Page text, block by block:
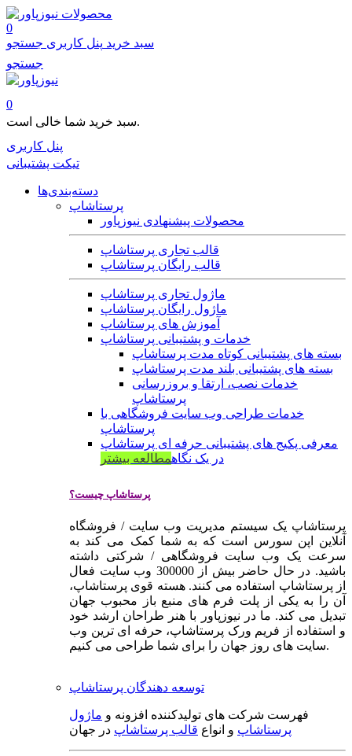
محصولات
0
سبد خرید پنل کاربری جستجو
جستجو
0
سبد خرید شما خالی است.
پنل کاربری
تیکت پشتیبانی
دسته‌بندی‌ها
پرستاشاپ
محصولات پیشنهادی نیوزپاور
قالب تجاری پرستاشاپ
قالب رایگان پرستاشاپ
ماژول تجاری پرستاشاپ
ماژول رایگان پرستاشاپ
آموزش های پرستاشاپ
خدمات و پشتیبانی پرستاشاپ
بسته های پشتیبانی کوتاه مدت پرستاشاپ
بسته های پشتیبانی بلند مدت پرستاشاپ
خدمات نصب، ارتقا و بروزرسانی
پرستاشاپ
خدمات طراحی وب سایت فروشگاهی با
پرستاشاپ
معرفی پکیج های پشتیبانی حرفه ای پرستاشاپ
در یک نگاهمطالعه بیشتر
پرستاشاپ چیست؟
پرستاشاپ یک سیستم مدیریت وب سایت / فروشگاه
آنلاین اپن سورس است که به شما کمک می کند به
سرعت یک وب سایت فروشگاهی / شرکتی داشته
باشید. در حال حاضر بیش از 300000 وب سایت فعال
از پرستاشاپ استفاده می کنند. هسته قوی پرستاشاپ،
آن را به یکی از پلت فرم های منبع باز محبوب جهان
تبدیل می کند. ما در نیوزپاور با هنر طراحان ارشد خود
و استفاده از فریم ورک پرستاشاپ، حرفه ای ترین وب
سایت های روز جهان را برای شما طراحی می کنیم.
توسعه دهندگان پرستاشاپ
فهرست شرکت های تولیدکننده افزونه و ماژول
پرستاشاپ و انواع قالب پرستاشاپ در جهان